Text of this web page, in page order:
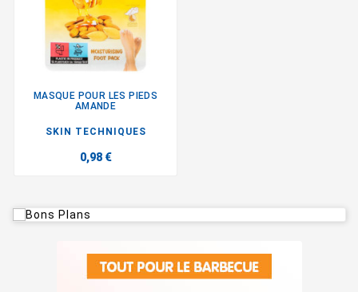
MASQUE POUR LES PIEDS
AMANDE
SKIN TECHNIQUES
0,98 €